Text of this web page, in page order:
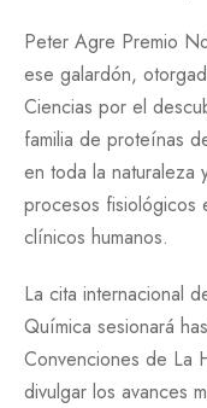
Peter Agre Premio
ese galardón,
Ciencias por el
familia de proteínas
en toda la naturaleza
procesos fisiológicos
clínicos humanos.
La cita internacional
Química sesionará
Convenciones de La
divulgar los avances